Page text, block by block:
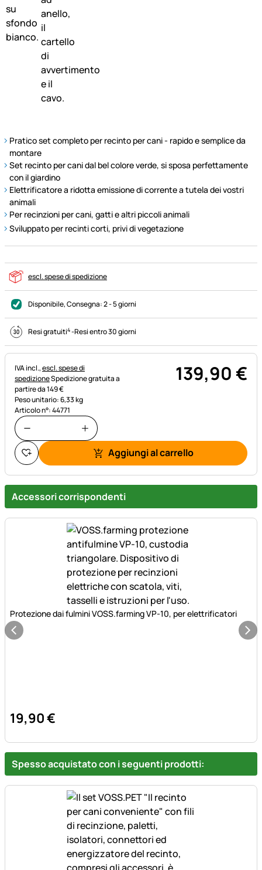
Pratico set completo per recinto per cani - rapido e semplice da
montare
Set recinto per cani dal bel colore verde, si sposa perfettamente
con il giardino
Elettrificatore a ridotta emissione di corrente a tutela dei vostri
animali
Per recinzioni per cani, gatti e altri piccoli animali
Sviluppato per recinti corti, privi di vegetazione
escl. spese di spedizione
Disponibile, Consegna:2 - 5 giorni
Resi gratuiti4-Resi entro 30 giorni
Informazioni fiscali:
IVA incl.,escl. spese di
spedizioneSpedizione gratuita a
partire da 149 €
Peso unitario: 6,33 kg
Articolo n°: 44771
139,90€
Aggiungi al carrello
Accessori corrispondenti
Protezione dai fulmini VOSS.farming VP-10, per elettrificatori
19,90€
Spesso acquistato con i seguenti prodotti: